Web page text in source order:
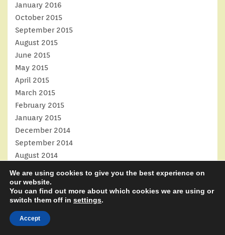
January 2016
October 2015
September 2015
August 2015
June 2015
May 2015
April 2015
March 2015
February 2015
January 2015
December 2014
September 2014
August 2014
June 2014
May 2014
April 2014
March 2014
We are using cookies to give you the best experience on
our website.
You can find out more about which cookies we are using or
switch them off in settings.
Accept